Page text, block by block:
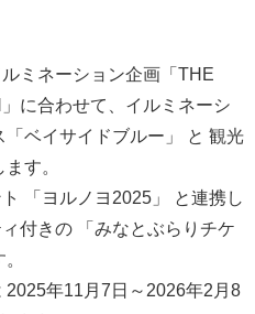
ミネーション企画「THE
に合わせて、イルミネーシ
「ベイサイドブルー」 と 観光
す。
「ヨルノヨ2025」 と連携し
付きの 「みなとぶらりチケ
年11月7日～2026年2月8